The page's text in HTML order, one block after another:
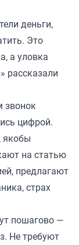
деньги,
Это
а уловка
» рассказали
звонок
цифрой.
якобы
на статью
предлагают
страх
пошагово —
Не требуют